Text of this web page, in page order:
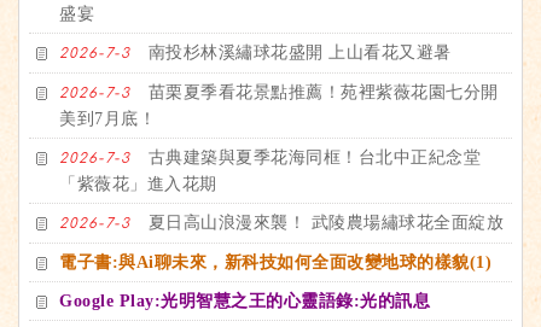
盛宴
2026-7-3 南投杉林溪繡球花盛開 上山看花又避暑
2026-7-3
苗栗夏季看花景點推薦！苑裡紫薇花園七分開
美到7月底！
2026-7-3
古典建築與夏季花海同框！台北中正紀念堂
「紫薇花」進入花期
2026-7-3 夏日高山浪漫來襲！ 武陵農場繡球花全面綻放
電子書:與Ai聊未來，新科技如何全面改變地球的樣貌(1)
Google Play:光明智慧之王的心靈語錄:光的訊息